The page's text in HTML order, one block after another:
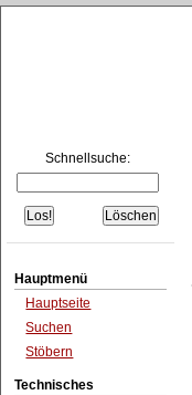
Schnellsuche:
Hauptmenü
Hauptseite
Suchen
Stöbern
Technisches